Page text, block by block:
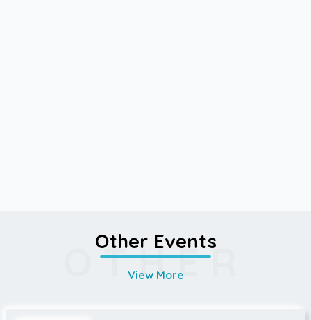
OTHER
Other Events
View More